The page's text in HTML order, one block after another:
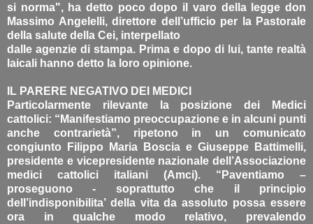
si norma", ha detto poco dopo il varo della legge don
Massimo Angelelli, direttore dell’ufficio per la Pastorale
della salute della Cei, interpellato
dalle agenzie di stampa. Prima e dopo di lui, tante realtà
laicali hanno detto la loro opinione.
IL PARERE NEGATIVO DEI MEDICI
Particolarmente rilevante la posizione dei Medici
cattolici: “Manifestiamo preoccupazione e in alcuni punti
anche contrarietà”, ripetono in un comunicato
congiunto Filippo Maria Boscia e Giuseppe Battimelli,
presidente e vicepresidente nazionale dell’Associazione
medici cattolici italiani (Amci). “Paventiamo –
proseguono - soprattutto che il principio
dell’indisponibilita’ della vita da assoluto possa essere
ora in qualche modo relativo, prevalendo